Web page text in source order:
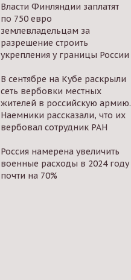
Власти Финляндии заплатят
по 750 евро
землевладельцам за
разрешение строить
укрепления у границы России
В сентябре на Кубе раскрыли
сеть вербовки местных
жителей в российскую армию.
Наемники рассказали, что их
вербовал сотрудник РАН
Россия намерена увеличить
военные расходы в 2024 году
почти на 70%